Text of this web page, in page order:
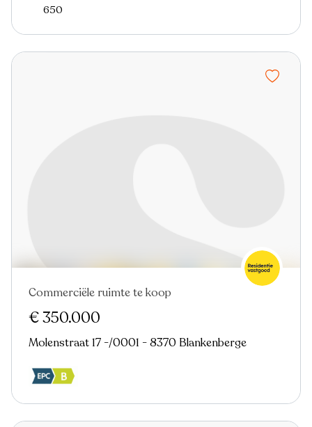
650
Commerciële ruimte te koop
€ 350.000
Molenstraat 17 -/0001 - 8370 Blankenberge